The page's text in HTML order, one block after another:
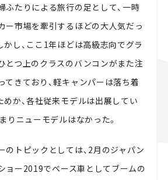
たりによる旅行の足として、一時
ー市場を牽引するほどの大人気だっ
かし、ここ1年ほどは高級志向でグラ
とつ上のクラスのバンコンがまた注
てきており、軽キャンパーは落ち着
めか、各社従来モデルは出展してい
りニューモデルはなかった。
トピックとしては、2月のジャパン
ョー2019でベース車としてブームの